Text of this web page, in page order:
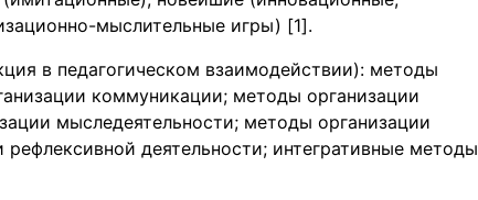
мыслительные игры) [1].
в педагогическом взаимодействии): методы
коммуникации; методы организации
мыследеятельности; методы организации
деятельности; интегративные методы